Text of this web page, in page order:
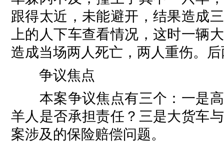
跟得太近，未能避开，结果造成
上的人下车查看情况，这时一辆
造成当场两人死亡，两人重伤。
争议焦点
本案争议焦点有三个：一是高
羊人是否承担责任？三是大货车
案涉及的保险赔偿问题。